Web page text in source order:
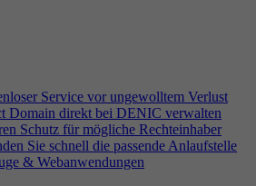
Service vor ungewolltem Verlust
Domain direkt bei DENIC verwalten
Schutz für mögliche Rechteinhaber
Sie schnell die passende Anlaufstelle
& Webanwendungen